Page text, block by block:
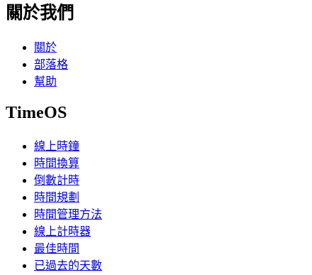
關於我們
關於
部落格
幫助
TimeOS
線上時鐘
時間換算
倒數計時
時間規劃
時間管理方法
線上計時器
最佳時間
已過去的天數